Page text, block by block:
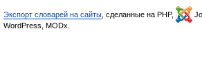
Экспорт словарей на сайты , сделанные на PHP,
WordPress, MODx.